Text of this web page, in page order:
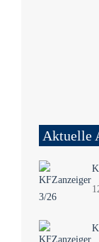
Aktuelle